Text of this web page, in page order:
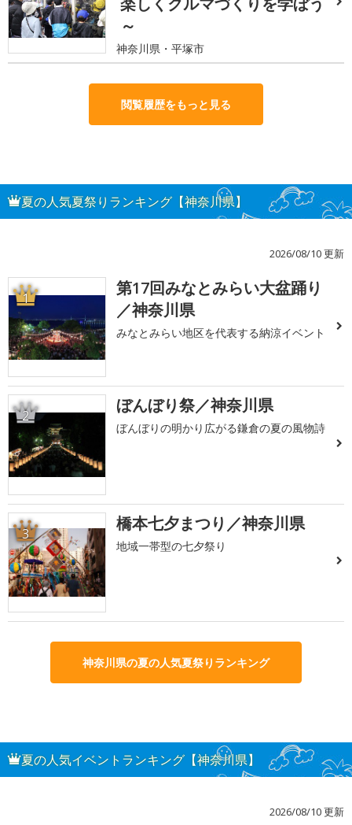
～
神奈川県・平塚市
閲覧履歴をもっと見る
夏の人気夏祭りランキング【神奈川県】
2026/08/10 更新
1
第17回みなとみらい大盆踊り
／神奈川県
みなとみらい地区を代表する納涼イベント
2 ぼんぼり祭／神奈川県
ぼんぼりの明かり広がる鎌倉の夏の風物詩
3 橋本七夕まつり／神奈川県
地域一帯型の七夕祭り
神奈川県の夏の人気夏祭りランキング
夏の人気イベントランキング【神奈川県】
2026/08/10 更新